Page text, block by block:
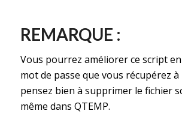
REMARQUE :
Vous pourrez améliorer ce script
mot de passe que vous récupérez à
pensez bien à supprimer le fichier
même dans QTEMP.